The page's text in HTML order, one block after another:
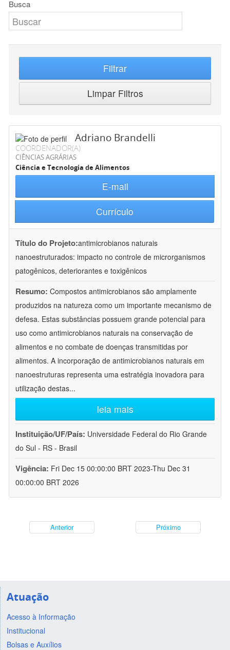
Busca
Filtrar
Limpar Filtros
Adriano Brandelli
COORDENADOR(A)
CIÊNCIAS AGRÁRIAS
Ciência e Tecnologia de Alimentos
E-mail
Currículo
Título do Projeto:antimicrobianos naturais
nanoestruturados: impacto no controle de microrganismos
patogênicos, deteriorantes e toxigênicos
Resumo: Compostos antimicrobianos são amplamente
produzidos na natureza como um importante mecanismo de
defesa. Estas substâncias possuem grande potencial para
uso como antimicrobianos naturais na conservação de
alimentos e no combate de doenças transmitidas por
alimentos. A incorporação de antimicrobianos naturais em
nanoestruturas representa uma estratégia inovadora para
utilização destas...
leia mais
Instituição/UF/País: Universidade Federal do Rio Grande
do Sul - RS - Brasil
Vigência: Fri Dec 15 00:00:00 BRT 2023-Thu Dec 31
00:00:00 BRT 2026
Anterior Próximo
Atuação
Acesso à Informação
Institucional
Bolsas e Auxílios